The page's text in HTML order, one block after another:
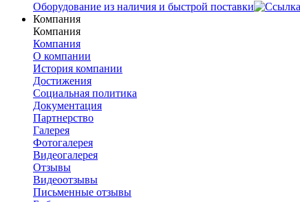
Оборудование из наличия и быстрой поставки
Компания
Компания
Компания
О компании
История компании
Достижения
Социальная политика
Документация
Партнерство
Галерея
Фотогалерея
Видеогалерея
Отзывы
Видеоотзывы
Письменные отзывы